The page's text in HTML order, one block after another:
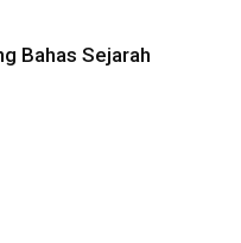
Bahas Sejarah